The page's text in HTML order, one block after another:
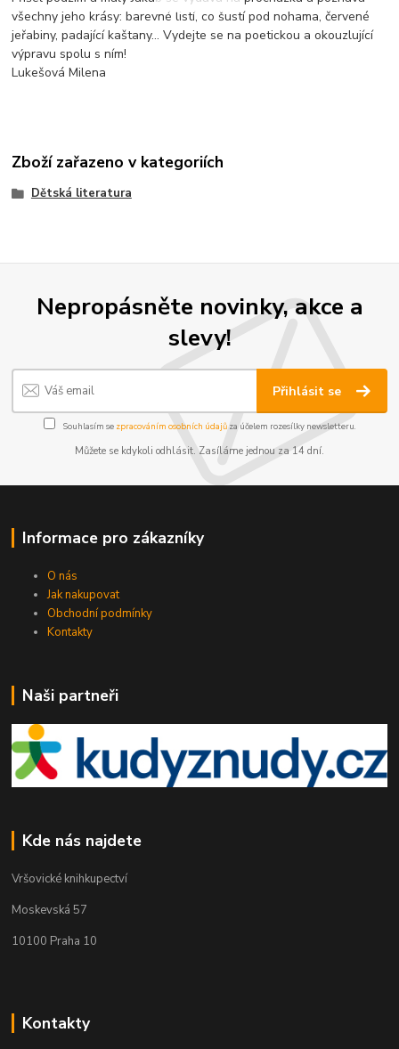
všechny jeho krásy: barevné listí, co šustí pod nohama, červené
jeřabiny, padající kaštany… Vydejte se na poetickou a okouzlující
výpravu spolu s ním!
Lukešová Milena
Zboží zařazeno v kategoriích
Dětská literatura
Nepropásněte novinky, akce a
slevy!
Přihlásit se
Souhlasím se zpracováním osobních údajůza účelem rozesílky newsletteru.
Můžete se kdykoli odhlásit. Zasíláme jednou za 14 dní.
Informace pro zákazníky
O nás
Jak nakupovat
Obchodní podmínky
Kontakty
Naši partneři
Kde nás najdete
Vršovické knihkupectví
Moskevská 57
10100 Praha 10
Kontakty